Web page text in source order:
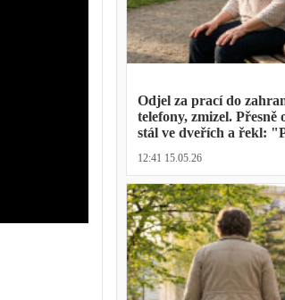
Odjel za prací do
telefony, zmizel. Přesně
stál ve dveřích a řekl:
12:41 15.05.26